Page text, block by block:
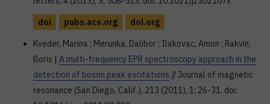
doi
pubs.acs.org
doi.org
Kveder, Marina ; Merunka, Dalibor ; Ilakovac, Amon ; Rakvin,
Boris | A multi-frequency EPR spectroscopy approach in the
detection of boson peak excitations // Journal of magnetic
resonance (San Diego, Calif.), 213 (2011), 1; 26-31. doi: